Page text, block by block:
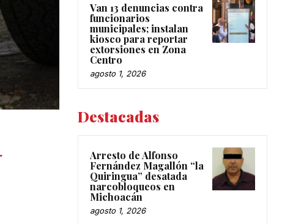
Van 13 denuncias contra
funcionarios
municipales; instalan
kiosco para reportar
extorsiones en Zona
Centro
agosto 1, 2026
Destacadas
Arresto de Alfonso
Fernández Magallón “la
Quiringua” desatada
narcobloqueos en
Michoacán
agosto 1, 2026